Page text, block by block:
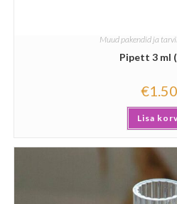
Muud pakendid ja
Pipett 3 ml
€1.50
Lisa